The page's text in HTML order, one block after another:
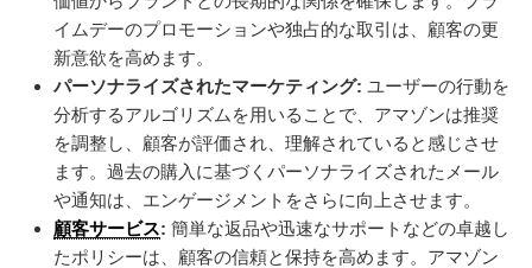
イムデーのプロモーションや独占的な取引は、顧客の更
新意欲を高めます。
パーソナライズされたマーケティング: ユーザーの行動を
分析するアルゴリズムを用いることで、アマゾンは推奨
を調整し、顧客が評価され、理解されていると感じさせ
ます。過去の購入に基づくパーソナライズされたメール
や通知は、エンゲージメントをさらに向上させます。
顧客サービス: 簡単な返品や迅速なサポートなどの卓越し
たポリシーは、顧客の信頼と保持を高めます。アマゾン